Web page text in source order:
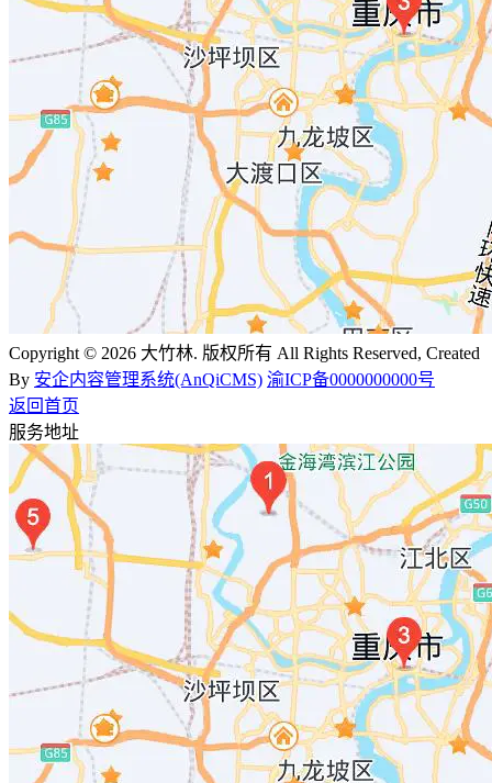
Copyright © 2026 大竹林. 版权所有 All Rights Reserved, Created
By 安企内容管理系统(AnQiCMS) 渝ICP备0000000000号
返回首页
服务地址